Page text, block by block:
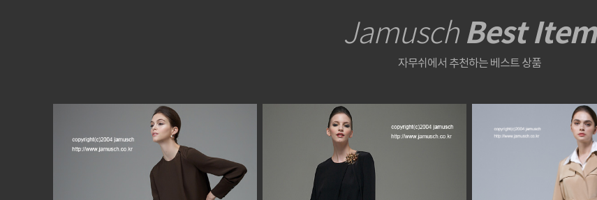
Jamusch Best Item
자무쉬에서 추천하는 베스트 상품